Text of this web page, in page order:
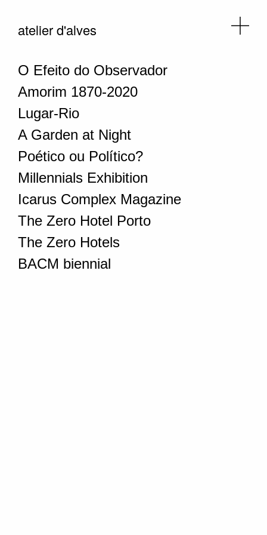
atelier d'alves
O Efeito do Observador
Amorim 1870-2020
Lugar-Rio
A Garden at Night
Poético ou Político?
Millennials Exhibition
Icarus Complex Magazine
The Zero Hotel Porto
The Zero Hotels
BACM biennial